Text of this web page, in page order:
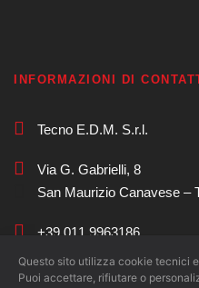
INFORMAZIONI DI
Tecno E.D.M. S.r.l.
Via G. Gabrielli, 8
San Maurizio Canavese –
+39 011 9963186
Questo sito utilizza cookie tecnici
Puoi accettare, rifiutare o